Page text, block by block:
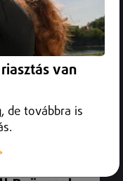
van
de továbbra is